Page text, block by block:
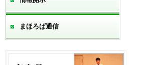
まほろば通信